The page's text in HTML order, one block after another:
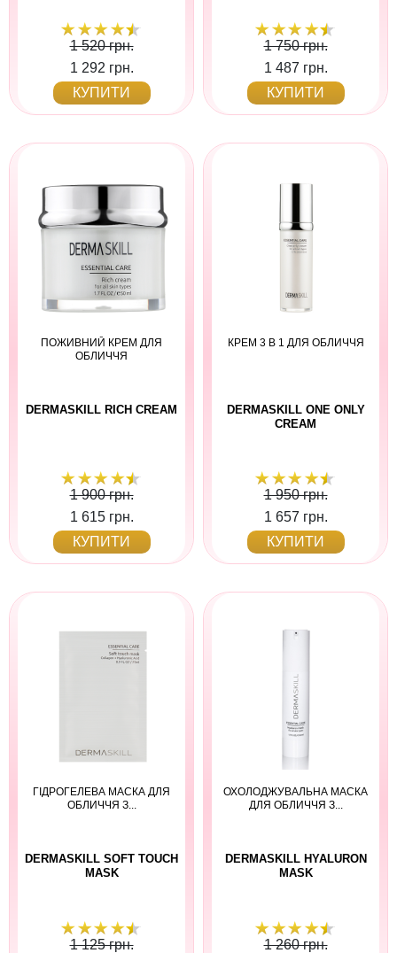
1 520 грн.
1 292 грн.
КУПИТИ
1 750 грн.
1 487 грн.
КУПИТИ
ПОЖИВНИЙ КРЕМ ДЛЯ
ОБЛИЧЧЯ
DERMASKILL RICH CREAM
1 900 грн.
1 615 грн.
КУПИТИ
КРЕМ 3 В 1 ДЛЯ ОБЛИЧЧЯ
DERMASKILL ONE ONLY
CREAM
1 950 грн.
1 657 грн.
КУПИТИ
ГІДРОГЕЛЕВА МАСКА ДЛЯ
ОБЛИЧЧЯ З...
DERMASKILL SOFT TOUCH
MASK
1 125 грн.
ОХОЛОДЖУВАЛЬНА МАСКА
ДЛЯ ОБЛИЧЧЯ З...
DERMASKILL HYALURON
MASK
1 260 грн.